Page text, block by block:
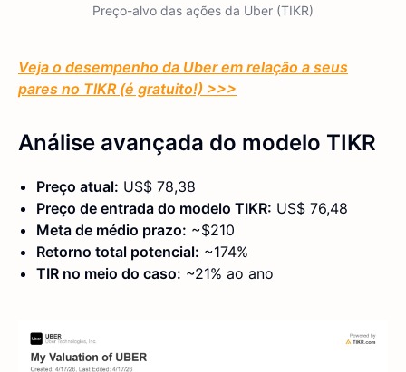
Preço-alvo das ações da Uber (TIKR)
Veja o desempenho da Uber em relação a seus
pares no TIKR (é gratuito!) >>>
Análise avançada do modelo TIKR
Preço atual: US$ 78,38
Preço de entrada do modelo TIKR: US$ 76,48
Meta de médio prazo: ~$210
Retorno total potencial: ~174%
TIR no meio do caso: ~21% ao ano